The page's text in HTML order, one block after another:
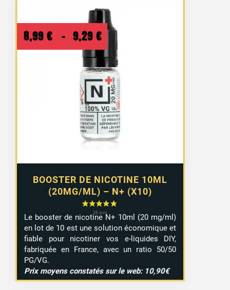
BOOSTER DE NICOTINE 10ML
(20MG/ML) – N+ (X10)
8,99 € – 9,29 € Plage
de
prix :
8,99 €
à
9,29 €
Le booster de nicotine N+ 10ml (20 mg/ml)
en lot de 10 est une solution économique et
fiable pour nicotiner vos e-liquides DIY,
fabriquée en France, avec un ratio 50/50
PG/VG.
Prix moyens constatés sur le web: 10,90€